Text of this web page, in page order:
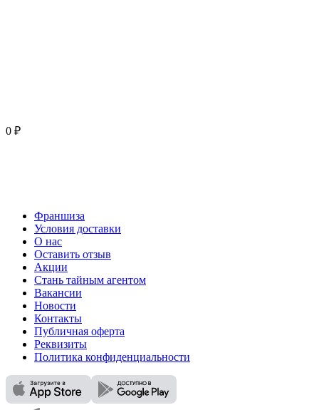
0 ₽
Франшиза
Условия доставки
О нас
Оставить отзыв
Акции
Стань тайным агентом
Вакансии
Новости
Контакты
Публичная оферта
Реквизиты
Политика конфиденциальности